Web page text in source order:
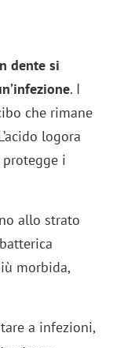
dente si
. I
che rimane
logora
i
allo strato
morbida,
a infezioni,